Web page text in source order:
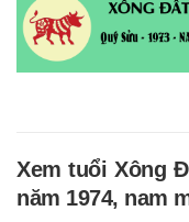
Xem tuổi Xông
năm 1974, nam